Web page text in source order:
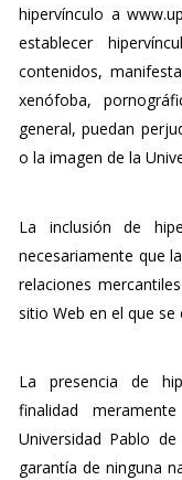
hipervínculo a
establecer
contenidos,
xenófoba,
general, puedan
o la imagen de la
La inclusión de
necesariamente que
relaciones
sitio Web en el que se
La presencia de
finalidad
Universidad Pablo
garantía de ninguna